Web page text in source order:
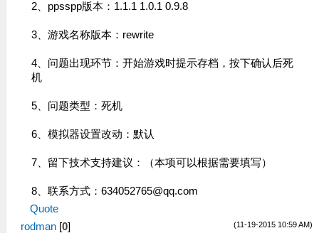
2、ppsspp版本：1.1.1 1.0.1 0.9.8
3、游戏名称版本：rewrite
4、问题出现环节：开始游戏时提示存档，按下确认后死
机
5、问题类型：死机
6、模拟器设置改动：默认
7、留下技术支持建议：（本项可以根据需要填写）
8、联系方式： 634052765@qq.com
Quote
(11-19-2015 10:59 AM)
rodman [0]